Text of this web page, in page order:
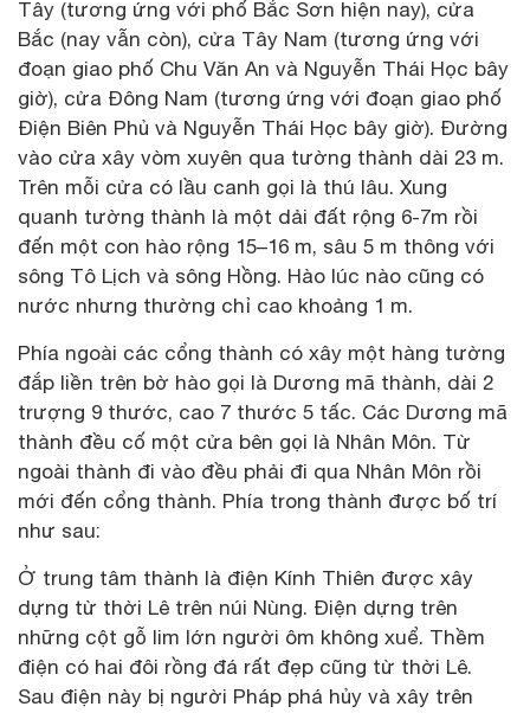
Tây (tương ứng với phố Bắc Sơn hiện nay), cửa
Bắc (nay vẫn còn), cửa Tây Nam (tương ứng với
đoạn giao phố Chu Văn An và Nguyễn Thái Học bây
giờ), cửa Đông Nam (tương ứng với đoạn giao phố
Điện Biên Phủ và Nguyễn Thái Học bây giờ). Đường
vào cửa xây vòm xuyên qua tường thành dài 23 m.
Trên mỗi cửa có lầu canh gọi là thú lâu. Xung
quanh tường thành là một dải đất rộng 6-7m rồi
đến một con hào rộng 15–16 m, sâu 5 m thông với
sông Tô Lịch và sông Hồng. Hào lúc nào cũng có
nước nhưng thường chỉ cao khoảng 1 m.
Phía ngoài các cổng thành có xây một hàng tường
đắp liền trên bờ hào gọi là Dương mã thành, dài 2
trượng 9 thước, cao 7 thước 5 tấc. Các Dương mã
thành đều cố một cửa bên gọi là Nhân Môn. Từ
ngoài thành đi vào đều phải đi qua Nhân Môn rồi
mới đến cổng thành. Phía trong thành được bố trí
như sau:
Ở trung tâm thành là điện Kính Thiên được xây
dựng từ thời Lê trên núi Nùng. Điện dựng trên
những cột gỗ lim lớn người ôm không xuể. Thềm
điện có hai đôi rồng đá rất đẹp cũng từ thời Lê.
Sau điện này bị người Pháp phá hủy và xây trên